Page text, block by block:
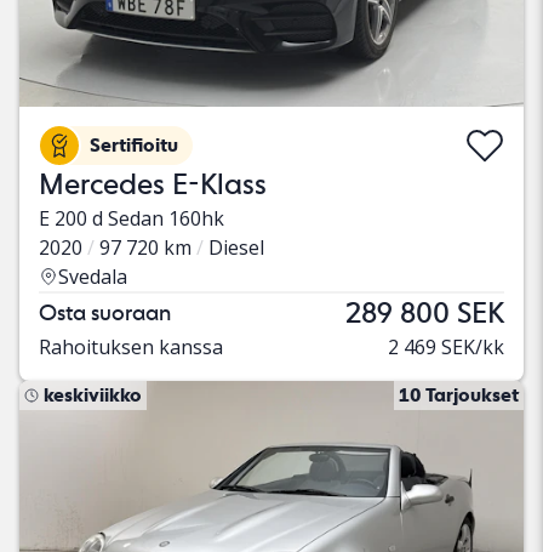
Sertifioitu
Mercedes E-Klass
E 200 d Sedan 160hk
2020
97 720 km
Diesel
Svedala
Osta suoraan 289 800 SEK
Rahoituksen kanssa 2 469 SEK/kk
keskiviikko 10 Tarjoukset